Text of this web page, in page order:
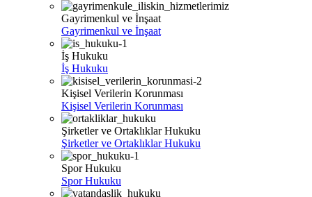
Gayrimenkul ve İnşaat
Gayrimenkul ve İnşaat
İş Hukuku
İş Hukuku
Kişisel Verilerin Korunması
Kişisel Verilerin Korunması
Şirketler ve Ortaklıklar Hukuku
Şirketler ve Ortaklıklar Hukuku
Spor Hukuku
Spor Hukuku